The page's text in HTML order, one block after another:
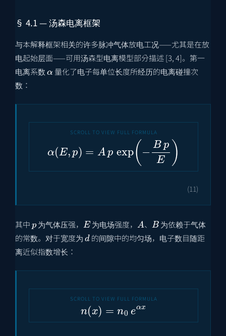
§ 4.1 — 汤森电离框架
与本解释框架相关的许多脉冲气体放电工况——尤其是在放
电起始层面——可用汤森型电离模型部分描述 [3, 4]。第一
电离系数
α
量化了电子每单位长度所经历的电离碰撞次
数：
(E,p)= Apexp(−BpE)
(11)
其中 为气体压强， 为电场强度， 、
为依赖于气体
的常数。对于宽度为
d
的间隙中的均匀场，电子数目随距
离近似指数增长：
n(x)=n0eαx